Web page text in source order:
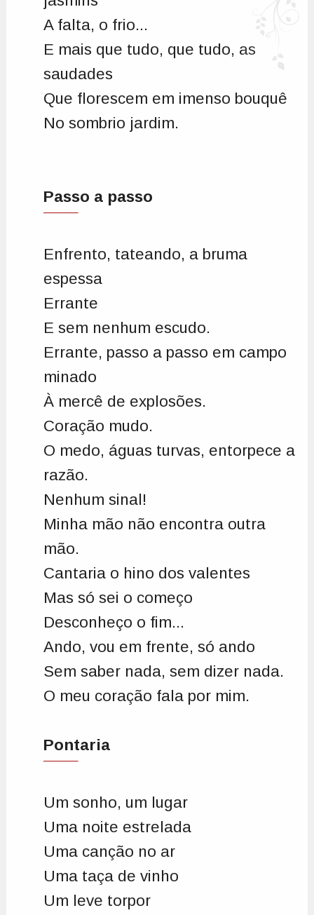
A falta, o frio...
E mais que tudo, que tudo, as
saudades
Que florescem em imenso bouquê
No sombrio jardim.
Passo a passo
Enfrento, tateando, a bruma
espessa
Errante
E sem nenhum escudo.
Errante, passo a passo em campo
minado
À mercê de explosões.
Coração mudo.
O medo, águas turvas, entorpece a
razão.
Nenhum sinal!
Minha mão não encontra outra
mão.
Cantaria o hino dos valentes
Mas só sei o começo
Desconheço o fim...
Ando, vou em frente, só ando
Sem saber nada, sem dizer nada.
O meu coração fala por mim.
Pontaria
Um sonho, um lugar
Uma noite estrelada
Uma canção no ar
Uma taça de vinho
Um leve torpor